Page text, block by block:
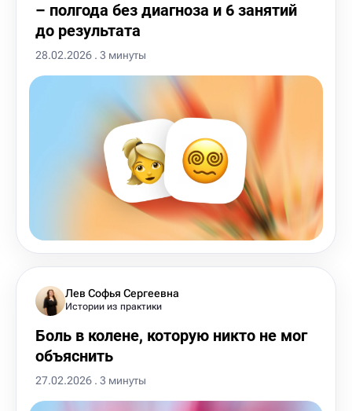
– полгода без диагноза и 6 занятий
до результата
28.02.2026 . 3 минуты
Лев Софья Сергеевна
Истории из практики
Боль в колене, которую никто не мог
объяснить
27.02.2026 . 3 минуты